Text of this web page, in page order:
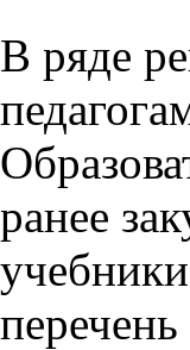
В ряде
ранее